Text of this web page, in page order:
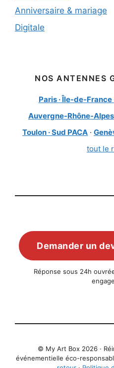
Anniversaire & mariage
Digitale
NOS ANTENNES
Paris · Île-de-France
Auvergne-Rhône-Alpes
Toulon · Sud PACA ·
tout le
Demander un
Réponse sous 24h
© My Art Box 2026 ·
événementielle éco-